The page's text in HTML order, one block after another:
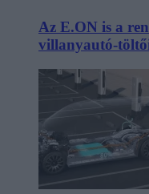
Az E.ON is a
villanyautó-